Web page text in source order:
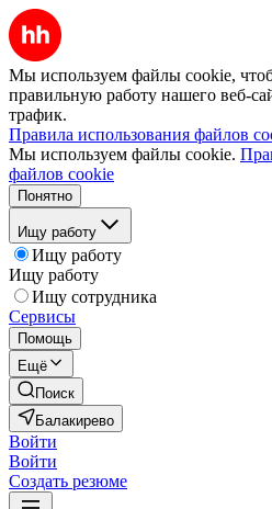
Мы используем файлы cookie,
правильную работу нашего веб-
трафик.
Правила использования файлов
Мы используем файлы cookie.
файлов cookie
Понятно
Ищу работу
Ищу работу
Ищу работу
Ищу сотрудника
Сервисы
Помощь
Ещё
Поиск
Балакирево
Войти
Войти
Создать резюме